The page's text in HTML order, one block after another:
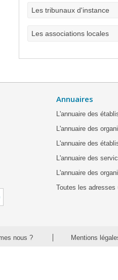
Les tribunaux d'instance
Les associations locales
Annuaires
L'annuaire des
L'annuaire des
L'annuaire des
L'annuaire des
L'annuaire des
Toutes les adresses
nous ? Mentions